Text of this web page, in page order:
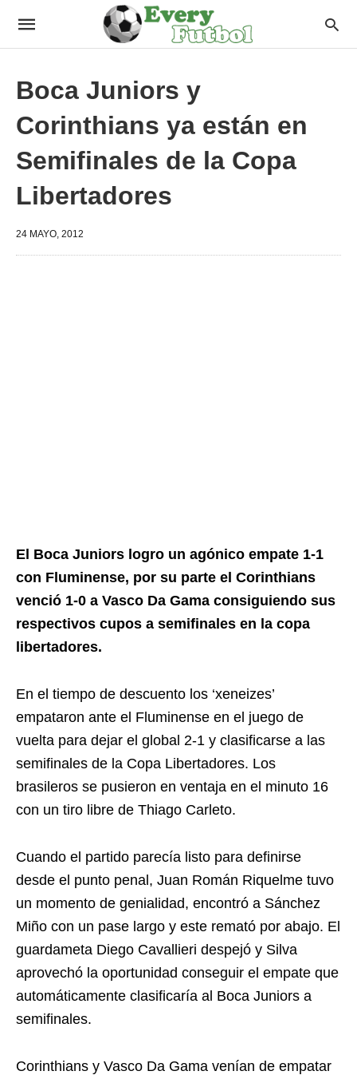
Boca Juniors y
Corinthians ya están en
Semifinales de la Copa
Libertadores
24 MAYO, 2012
El Boca Juniors logro un agónico empate 1-1
con Fluminense, por su parte el Corinthians
venció 1-0 a Vasco Da Gama consiguiendo sus
respectivos cupos a semifinales en la copa
libertadores.
En el tiempo de descuento los ‘xeneizes’
empataron ante el Fluminense en el juego de
vuelta para dejar el global 2-1 y clasificarse a las
semifinales de la Copa Libertadores. Los
brasileros se pusieron en ventaja en el minuto 16
con un tiro libre de Thiago Carleto.
Cuando el partido parecía listo para definirse
desde el punto penal, Juan Román Riquelme tuvo
un momento de genialidad, encontró a Sánchez
Miño con un pase largo y este remató por abajo. El
guardameta Diego Cavallieri despejó y Silva
aprovechó la oportunidad conseguir el empate que
automáticamente clasificaría al Boca Juniors a
semifinales.
Corinthians y Vasco Da Gama venían de empatar